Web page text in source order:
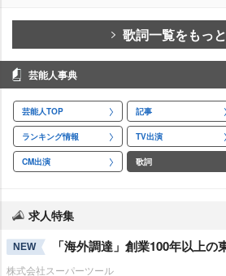
歌詞一覧をもっ
芸能人事典
芸能人TOP 記事
ランキング情報 TV出演
CM出演 歌詞
求人特集
NEW 「海外調達」創業100年以上
株式会社スーパーツール